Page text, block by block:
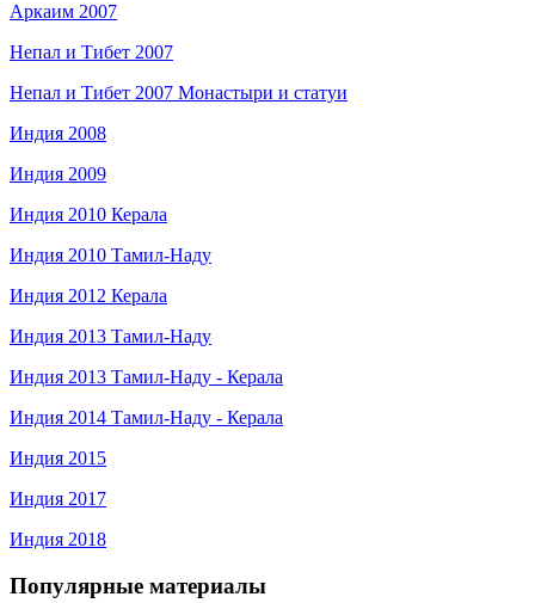
Аркаим 2007
Непал и Тибет 2007
Непал и Тибет 2007 Монастыри и статуи
Индия 2008
Индия 2009
Индия 2010 Керала
Индия 2010 Тамил-Наду
Индия 2012 Керала
Индия 2013 Тамил-Наду
Индия 2013 Тамил-Наду - Керала
Индия 2014 Тамил-Наду - Керала
Индия 2015
Индия 2017
Индия 2018
Популярные материалы